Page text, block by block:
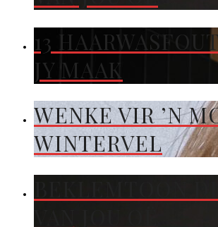
13
JY MAAK
WENKE VIR ’N
WINTERVEL